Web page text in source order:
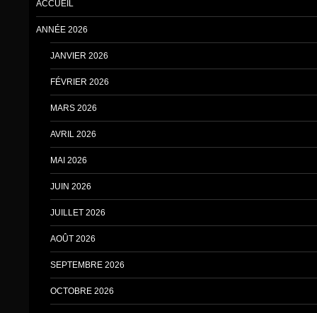
ACCUEIL
ANNÉE 2026
JANVIER 2026
FÉVRIER 2026
MARS 2026
AVRIL 2026
MAI 2026
JUIN 2026
JUILLET 2026
AOÛT 2026
SEPTEMBRE 2026
OCTOBRE 2026